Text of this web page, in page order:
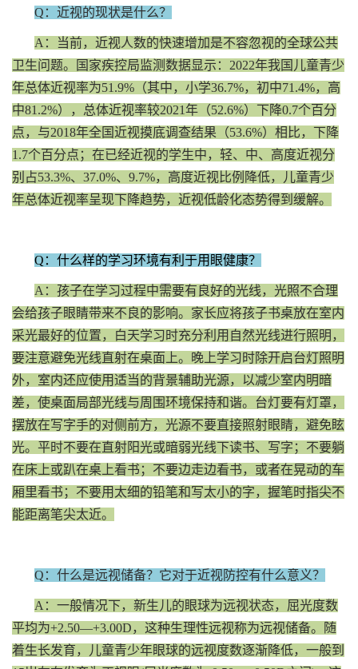
Q：近视的现状是什么？
A：当前，近视人数的快速增加是不容忽视的全球公共
卫生问题。国家疾控局监测数据显示：2022年我国儿童青少
年总体近视率为51.9%（其中，小学36.7%，初中71.4%，高
中81.2%），总体近视率较2021年（52.6%）下降0.7个百分
点，与2018年全国近视摸底调查结果（53.6%）相比，下降
1.7个百分点；在已经近视的学生中，轻、中、高度近视分
别占53.3%、37.0%、9.7%，高度近视比例降低，儿童青少
年总体近视率呈现下降趋势，近视低龄化态势得到缓解。
Q：什么样的学习环境有利于用眼健康？
A：孩子在学习过程中需要有良好的光线，光照不合理
会给孩子眼睛带来不良的影响。家长应将孩子书桌放在室内
采光最好的位置，白天学习时充分利用自然光线进行照明，
要注意避免光线直射在桌面上。晚上学习时除开启台灯照明
外，室内还应使用适当的背景辅助光源，以减少室内明暗
差，使桌面局部光线与周围环境保持和谐。台灯要有灯罩，
摆放在写字手的对侧前方，光源不要直接照射眼睛，避免眩
光。平时不要在直射阳光或暗弱光线下读书、写字；不要躺
在床上或趴在桌上看书；不要边走边看书，或者在晃动的车
厢里看书；不要用太细的铅笔和写太小的字，握笔时指尖不
能距离笔尖太近。
Q：什么是远视储备？它对于近视防控有什么意义？
A：一般情况下，新生儿的眼球为远视状态，屈光度数
平均为+2.50—+3.00D，这种生理性远视称为远视储备。随
着生长发育，儿童青少年眼球的远视度数逐渐降低，一般到